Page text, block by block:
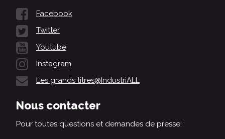
Facebook
Twitter
Youtube
Instagram
Les grands titres@IndustriALL
Nous contacter
Pour toutes questions et demandes de presse: